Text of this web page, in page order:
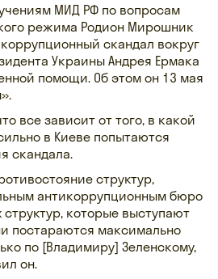
МИД РФ по вопросам
режима Родион Мирошник
скандал вокруг
Украины Андрея Ермака
помощи. Об этом он 13 мая
все зависит от того, в какой
в Киеве попытаются
скандала.
структур,
антикоррупционным бюро
структур, которые выступают
постараются максимально
по [Владимиру] Зеленскому,
он.